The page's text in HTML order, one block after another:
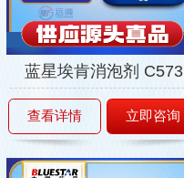
蓝星埃肯消泡剂 C573
查看详情 立即咨询